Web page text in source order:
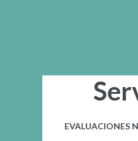
EVALUACIONES